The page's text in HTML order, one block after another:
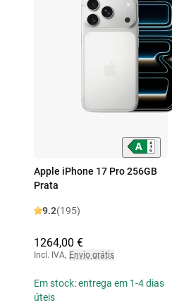
Apple iPhone 17 Pro 256GB
Prata
9.2(195)
1264,00 €
Incl. IVA, Envio grátis
Em stock: entrega em 1-4 dias
úteis